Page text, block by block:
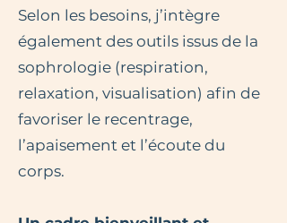
Selon les besoins, j’intègre
également des outils issus de la
sophrologie (respiration,
relaxation, visualisation) afin de
favoriser le recentrage,
l’apaisement et l’écoute du
corps.